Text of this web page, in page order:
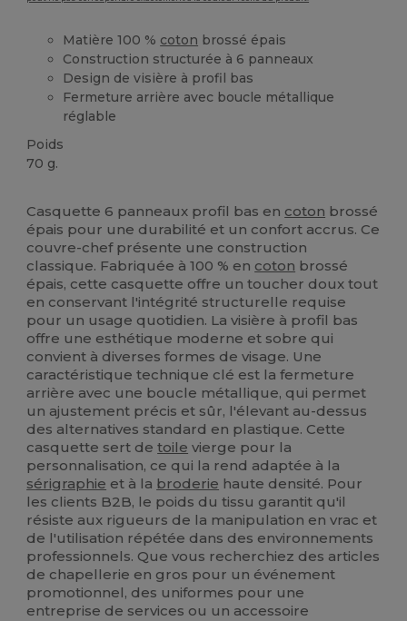
Matière 100 % coton brossé épais
Construction structurée à 6 panneaux
Design de visière à profil bas
Fermeture arrière avec boucle métallique
réglable
Poids
70 g.
Casquette 6 panneaux profil bas en coton brossé
épais pour une durabilité et un confort accrus. Ce
couvre-chef présente une construction
classique. Fabriquée à 100 % en coton brossé
épais, cette casquette offre un toucher doux tout
en conservant l'intégrité structurelle requise
pour un usage quotidien. La visière à profil bas
offre une esthétique moderne et sobre qui
convient à diverses formes de visage. Une
caractéristique technique clé est la fermeture
arrière avec une boucle métallique, qui permet
un ajustement précis et sûr, l'élevant au-dessus
des alternatives standard en plastique. Cette
casquette sert detoile vierge pour la
personnalisation, ce qui la rend adaptée à la
sérigraphie et à la broderie haute densité. Pour
les clients B2B, le poids du tissu garantit qu'il
résiste aux rigueurs de la manipulation en vrac et
de l'utilisation répétée dans des environnements
professionnels. Que vous recherchiez des articles
de chapellerie en gros pour un événement
promotionnel, des uniformes pour une
entreprise de services ou un accessoire